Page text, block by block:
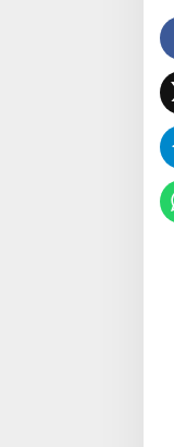
Kegaduhan
Sejumlah
Menjadi Buah